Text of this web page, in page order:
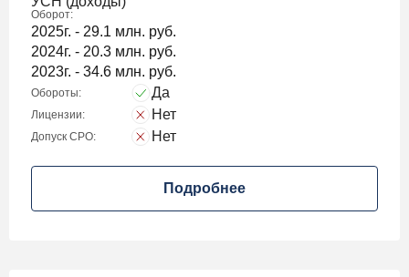
Оборот:
2025г. - 29.1 млн. руб.
2024г. - 20.3 млн. руб.
2023г. - 34.6 млн. руб.
Обороты: Да
Лицензии: Нет
Допуск СРО: Нет
Подробнее